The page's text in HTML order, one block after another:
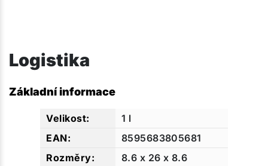
Logistika
Základní informace
1 l
8595683805681
8.6 x 26 x 8.6